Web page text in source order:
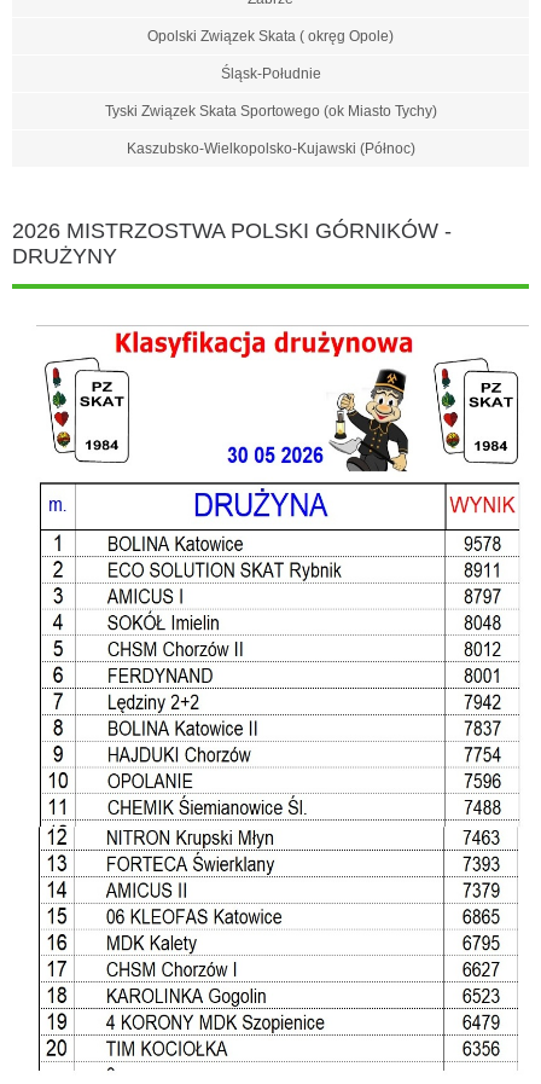
Opolski Związek Skata ( okręg Opole)
Śląsk-Południe
Tyski Związek Skata Sportowego (ok Miasto Tychy)
Kaszubsko-Wielkopolsko-Kujawski (Północ)
2026 MISTRZOSTWA POLSKI GÓRNIKÓW -
DRUŻYNY